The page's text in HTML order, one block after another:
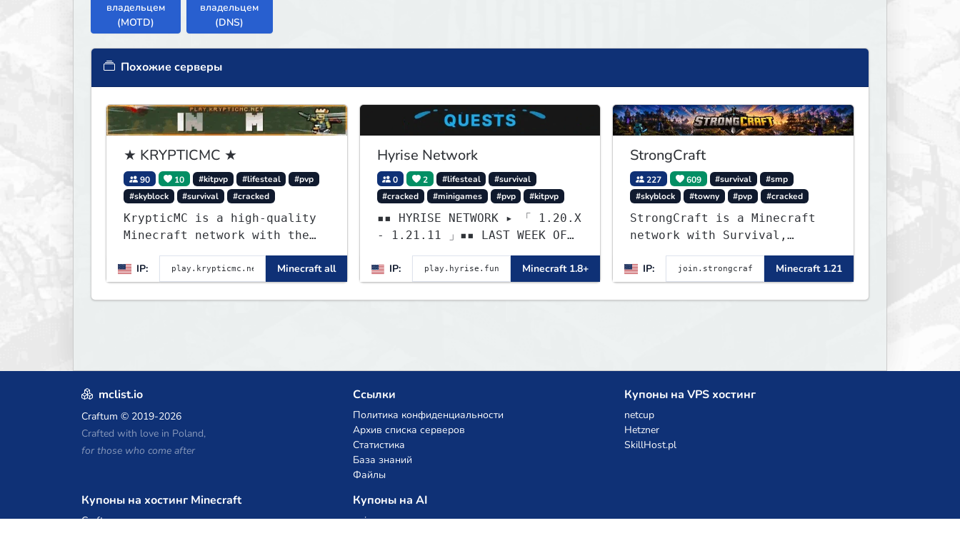
владельцем
(MOTD)
владельцем
(DNS)
Похожие серверы
★ KRYPTICMC ★
90 10 #kitpvp #lifesteal
#pvp
#skyblock
#survival #cracked
KrypticMC is a high-quality
Minecraft network with the
BEST gamemodes you'll ever
play. Minigames, KitPvP,
Lifesteal, Prison, Practice,
Bedwars, Skywars, & much
IP: Minecraft all
Hyrise Network
0 2 #lifesteal
#survival
#cracked
#minigames #pvp #kitpvp
▪▪ HYRISE NETWORK ▸ 「 1.20.X
- 1.21.11 」▪▪ LAST WEEK OF
LIFESTEAL! ┃
discord.gg/hyrise
IP: Minecraft 1.8+
StrongCraft
227 609 #survival
#smp
#skyblock
#towny #pvp #cracked
StrongCraft is a Minecraft
network with Survival,
Creative, Skyblock, Prison,
Towny, PvP, LifeSteal,
Events, and more. Pick a
server and start playing.
IP: Minecraft 1.21
mclist.io
Craftum © 2019-2026
Crafted with love in Poland,
for those who come after
Ссылки
Политика конфиденциальности
Архив списка серверов
Статистика
База знаний
Файлы
Купоны на VPS хостинг
netcup
Hetzner
SkillHost.pl
Купоны на хостинг Minecraft
Craftserve
Купоны на AI
z.ai